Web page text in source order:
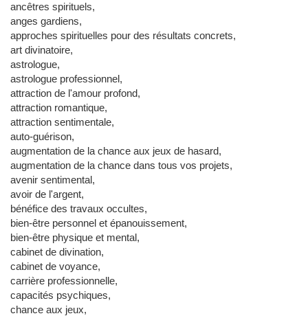
ancêtres spirituels,
anges gardiens,
approches spirituelles pour des résultats concrets,
art divinatoire,
astrologue,
astrologue professionnel,
attraction de l'amour profond,
attraction romantique,
attraction sentimentale,
auto-guérison,
augmentation de la chance aux jeux de hasard,
augmentation de la chance dans tous vos projets,
avenir sentimental,
avoir de l'argent,
bénéfice des travaux occultes,
bien-être personnel et épanouissement,
bien-être physique et mental,
cabinet de divination,
cabinet de voyance,
carrière professionnelle,
capacités psychiques,
chance aux jeux,